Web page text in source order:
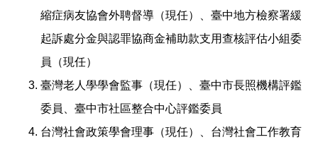
縮症病友協會外聘督導（現任）、臺中地方檢察署緩
起訴處分金與認罪協商金補助款支用查核評估小組委
員（現任）
臺灣老人學學會監事（現任）、 臺中市長照機構評鑑
委員、臺中市社區整合中心評鑑委員
台灣社會政策學會理事（現任）、台灣社會工作教育